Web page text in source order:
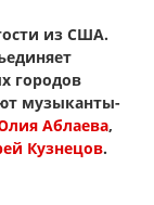
из США.
городов
музыканты-
Аблаева,
Кузнецов.